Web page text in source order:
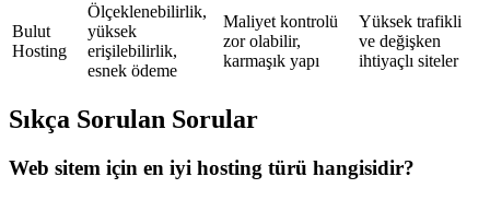
Bulut
Hosting
Ölçeklenebilirlik,
yüksek
erişilebilirlik,
esnek ödeme
Maliyet kontrolü
zor olabilir,
karmaşık yapı
Yüksek trafikli
ve değişken
ihtiyaçlı siteler
Sıkça Sorulan Sorular
Web sitem için en iyi hosting türü hangisidir?